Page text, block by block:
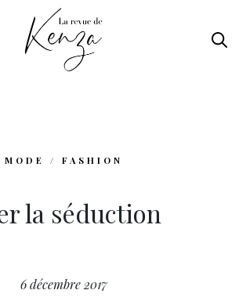
MODE / FASHION
la séduction
6 décembre 2017